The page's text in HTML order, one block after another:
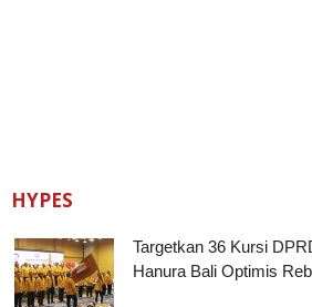
HYPES
Targetkan 36 Kursi
Hanura Bali Optimis